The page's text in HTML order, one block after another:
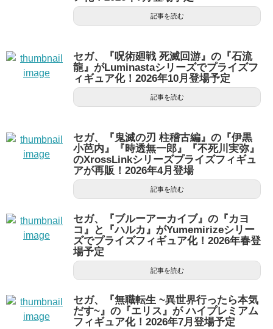
記事を読む
セガ、『呪術廻戦 死滅回游』の『石流
龍』がLuminastaシリーズでプライズフ
ィギュア化！2026年10月登場予定
記事を読む
セガ、『鬼滅の刃 柱稽古編』の『伊黒
小芭内』『時透無一郎』『不死川実弥』
のXrossLinkシリーズプライズフィギュ
アが再販！2026年4月登場
記事を読む
セガ、『ブルーアーカイブ』の『カヨ
コ』と『ハルカ』がYumemirizeシリー
ズでプライズフィギュア化！2026年春登
場予定
記事を読む
セガ、『無職転生 ~異世界行ったら本気
だす~』の『エリス』が ハイプレミアム
フィギュア化！2026年7月登場予定